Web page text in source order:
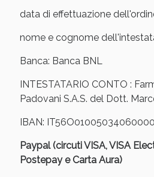
data di effettuazione
nome e cognome
Banca: Banca BNL
INTESTATARIO CONTO :
Padovani S.A.S. del Dott.
IBAN:
Paypal (circuti VISA, VISA
Postepay e Carta Aura)
Scopri le